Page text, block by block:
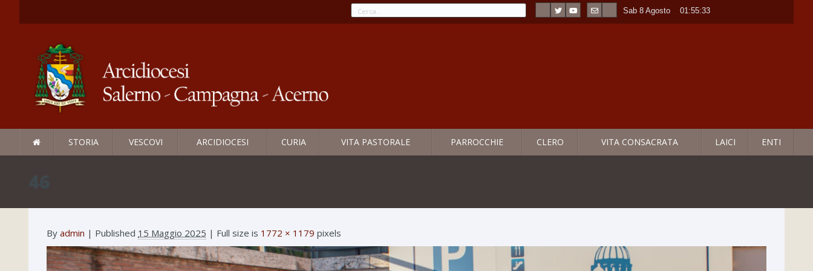
Sab 8 Agosto ----01:55:34
STORIA VESCOVI ARCIDIOCESI CURIA VITA PASTORALE PARROCCHIE CLERO VITA CONSACRATA LAICI ENTI
By admin | Published 15 Maggio 2025 | Full size is 1772 × 1179 pixels